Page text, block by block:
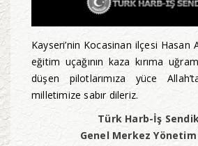
Kayseri’nin Kocasinan ilçesi Hasan
eğitim uçağının kaza kırıma
düşen pilotlarımıza yüce
milletimize sabır dileriz.
Türk Harb-İş
Genel Merkez